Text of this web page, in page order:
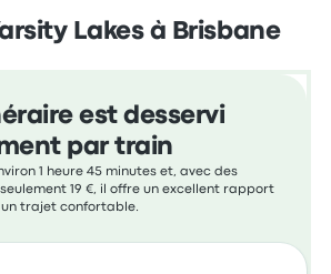
Lakes à Brisbane
est desservi
par train
1 heure 45 minutes et, avec des
19 €, il offre un excellent rapport
trajet confortable.